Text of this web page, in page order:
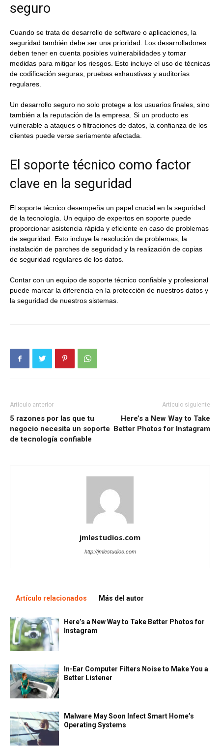
seguro
Cuando se trata de desarrollo de software o aplicaciones, la
seguridad también debe ser una prioridad. Los desarrolladores
deben tener en cuenta posibles vulnerabilidades y tomar
medidas para mitigar los riesgos. Esto incluye el uso de técnicas
de codificación seguras, pruebas exhaustivas y auditorías
regulares.
Un desarrollo seguro no solo protege a los usuarios finales, sino
también a la reputación de la empresa. Si un producto es
vulnerable a ataques o filtraciones de datos, la confianza de los
clientes puede verse seriamente afectada.
El soporte técnico como factor
clave en la seguridad
El soporte técnico desempeña un papel crucial en la seguridad
de la tecnología. Un equipo de expertos en soporte puede
proporcionar asistencia rápida y eficiente en caso de problemas
de seguridad. Esto incluye la resolución de problemas, la
instalación de parches de seguridad y la realización de copias
de seguridad regulares de los datos.
Contar con un equipo de soporte técnico confiable y profesional
puede marcar la diferencia en la protección de nuestros datos y
la seguridad de nuestros sistemas.
Artículo anterior
5 razones por las que tu
negocio necesita un soporte
de tecnología confiable
Artículo siguiente
Here’s a New Way to Take
Better Photos for Instagram
jmlestudios.com
http://jmlestudios.com
Artículo relacionados Más del autor
Here’s a New Way to Take Better Photos for
Instagram
In-Ear Computer Filters Noise to Make You a
Better Listener
Malware May Soon Infect Smart Home’s
Operating Systems